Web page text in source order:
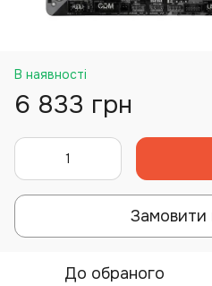
В наявності
6 833 грн
Замовити
До обраного